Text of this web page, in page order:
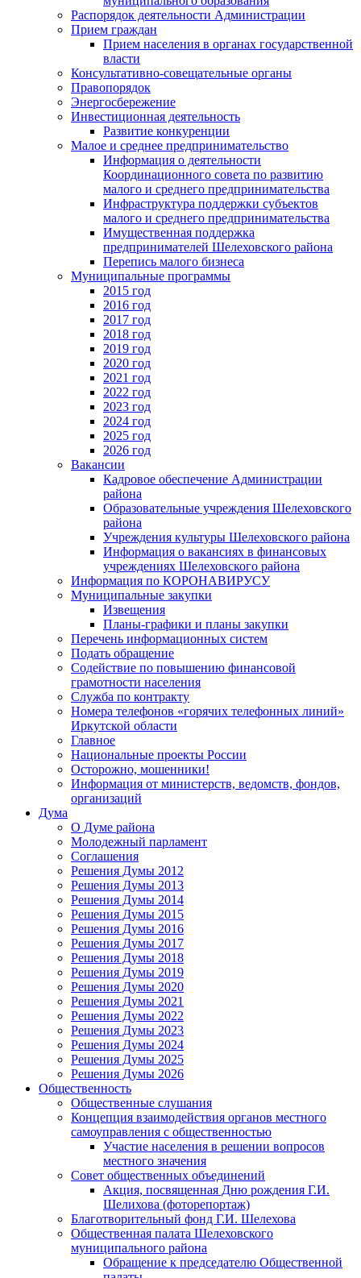
Распорядок деятельности Администрации
Прием граждан
Прием населения в органах государственной
власти
Консультативно-совещательные органы
Правопорядок
Энергосбережение
Инвестиционная деятельность
Развитие конкуренции
Малое и среднее предпринимательство
Информация о деятельности
Координационного совета по развитию
малого и среднего предпринимательства
Инфраструктура поддержки субъектов
малого и среднего предпринимательства
Имущественная поддержка
предпринимателей Шелеховского района
Перепись малого бизнеса
Муниципальные программы
2015 год
2016 год
2017 год
2018 год
2019 год
2020 год
2021 год
2022 год
2023 год
2024 год
2025 год
2026 год
Вакансии
Кадровое обеспечение Администрации
района
Образовательные учреждения Шелеховского
района
Учреждения культуры Шелеховского района
Информация о вакансиях в финансовых
учреждениях Шелеховского района
Информация по КОРОНАВИРУСУ
Муниципальные закупки
Извещения
Планы-графики и планы закупки
Перечень информационных систем
Подать обращение
Содействие по повышению финансовой
грамотности населения
Служба по контракту
Номера телефонов «горячих телефонных линий»
Иркутской области
Главное
Национальные проекты России
Осторожно, мошенники!
Информация от министерств, ведомств, фондов,
организаций
Дума
О Думе района
Молодежный парламент
Соглашения
Решения Думы 2012
Решения Думы 2013
Решения Думы 2014
Решения Думы 2015
Решения Думы 2016
Решения Думы 2017
Решения Думы 2018
Решения Думы 2019
Решения Думы 2020
Решения Думы 2021
Решения Думы 2022
Решения Думы 2023
Решения Думы 2024
Решения Думы 2025
Решения Думы 2026
Общественность
Общественные слушания
Концепция взаимодействия органов местного
самоуправления с общественностью
Участие населения в решении вопросов
местного значения
Совет общественных объединений
Акция, посвященная Дню рождения Г.И.
Шелихова (фоторепортаж)
Благотворительный фонд Г.И. Шелехова
Общественная палата Шелеховского
муниципального района
Обращение к председателю Общественной